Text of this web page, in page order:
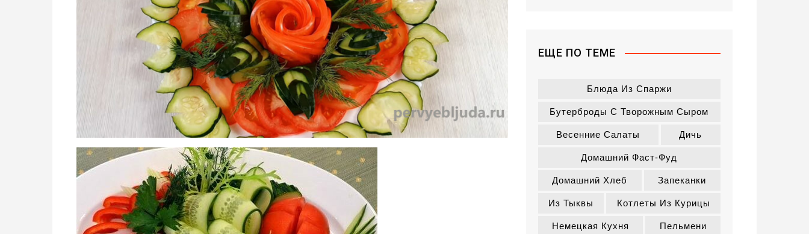
ЕЩЕ ПО ТЕМЕ
Блюда Из Спаржи
Бутерброды С Творожным Сыром
Весенние Салаты Дичь
Домашний Фаст-Фуд
Домашний Хлеб Запеканки
Из Тыквы Котлеты Из Курицы
Немецкая Кухня Пельмени